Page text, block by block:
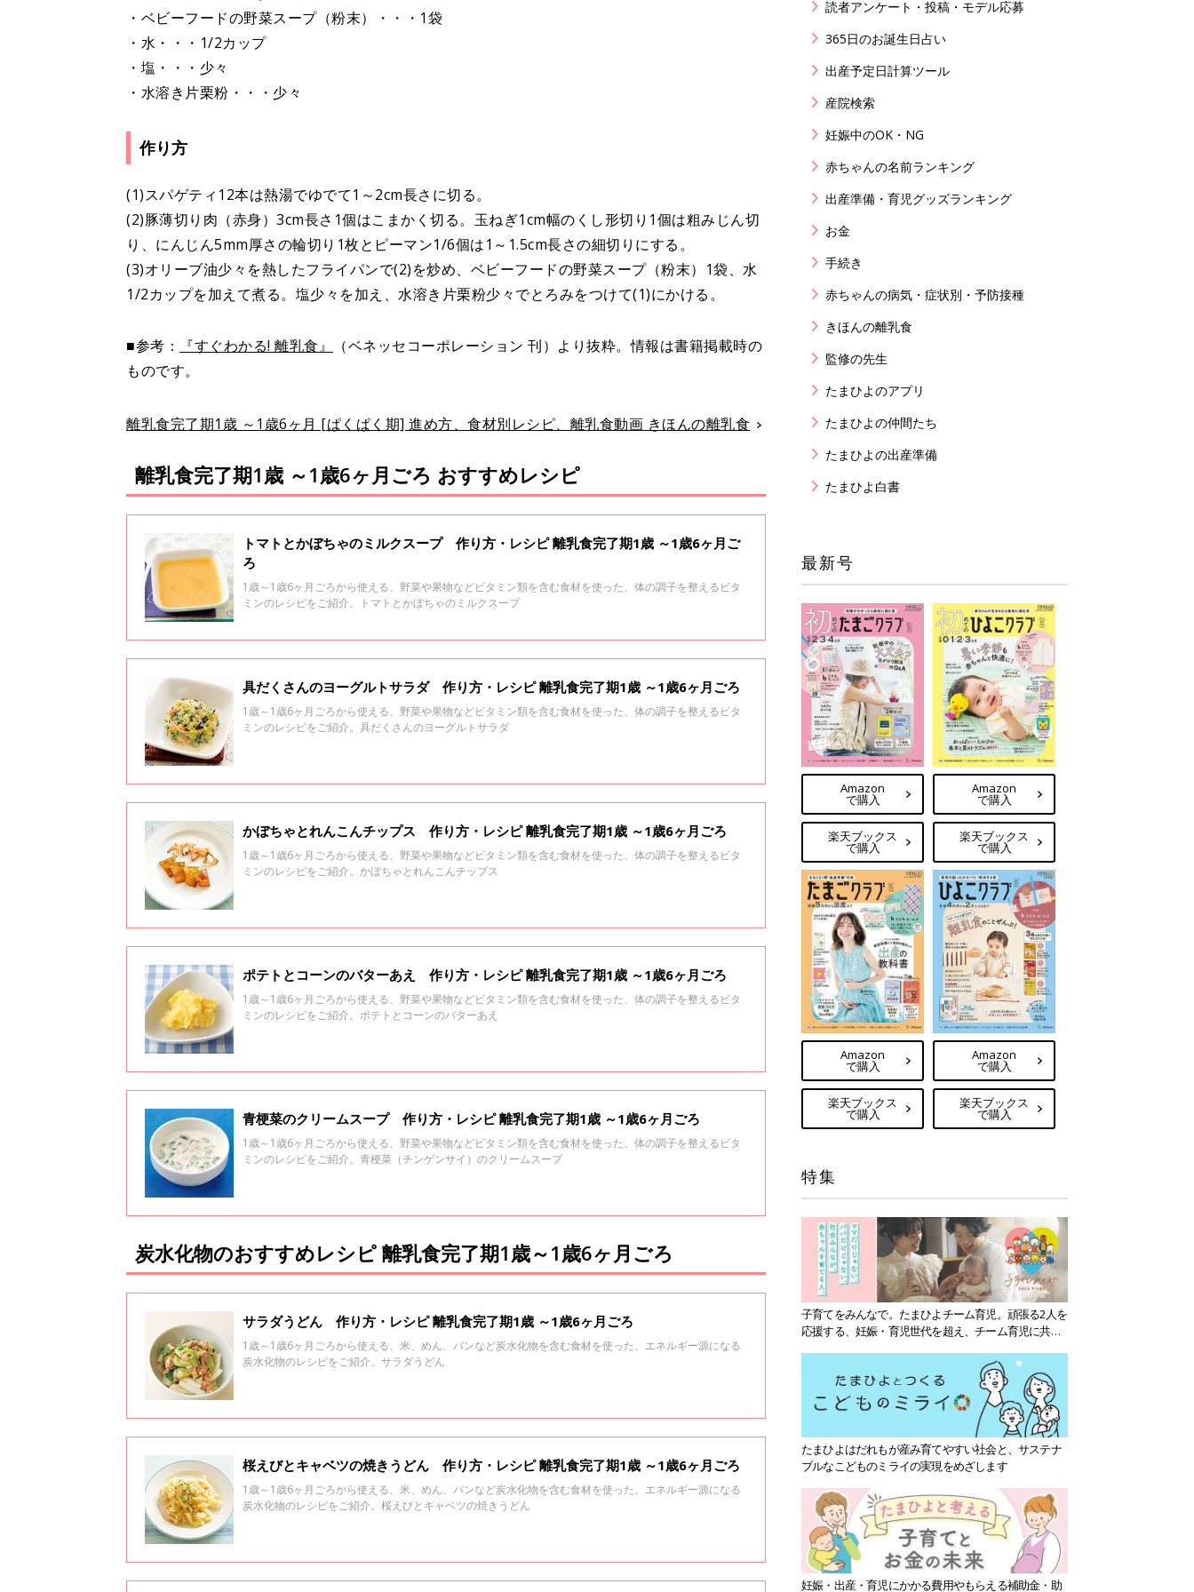
・ベビーフードの野菜スープ（粉末）・・・1袋
・水・・・1/2カップ
・塩・・・少々
・水溶き片栗粉・・・少々
作り方
(1)スパゲティ12本は熱湯でゆでて1～2cm長さに切る。
(2)豚薄切り肉（赤身）3cm長さ1個はこまかく切る。玉ねぎ1cm幅のくし形切り1個は粗みじん切
り、にんじん5mm厚さの輪切り1枚とピーマン1/6個は1～1.5cm長さの細切りにする。
(3)オリーブ油少々を熱したフライパンで(2)を炒め、ベビーフードの野菜スープ（粉末）1袋、水
1/2カップを加えて煮る。塩少々を加え、水溶き片栗粉少々でとろみをつけて(1)にかける。
■参考： 『すぐわかる! 離乳食』
（ベネッセコーポレーション 刊）より抜粋。情報は書籍掲載時の
ものです。
離乳食完了期1歳 ～1歳6ヶ月 [ぱくぱく期] 進め方、食材別レシピ、離乳食動画 きほんの離乳食
離乳食完了期1歳 ～1歳6ヶ月ごろ おすすめレシピ
トマトとかぼちゃのミルクスープ 作り方・レシピ 離乳食完了期1歳 ～1歳6ヶ月ご
ろ
1歳～1歳6ヶ月ごろから使える、野菜や果物などビタミン類を含む食材を使った、体の調子を整えるビタ
ミンのレシピをご紹介。トマトとかぼちゃのミルクスープ
具だくさんのヨーグルトサラダ 作り方・レシピ 離乳食完了期1歳 ～1歳6ヶ月ごろ
1歳～1歳6ヶ月ごろから使える、野菜や果物などビタミン類を含む食材を使った、体の調子を整えるビタ
ミンのレシピをご紹介。具だくさんのヨーグルトサラダ
かぼちゃとれんこんチップス 作り方・レシピ 離乳食完了期1歳 ～1歳6ヶ月ごろ
1歳～1歳6ヶ月ごろから使える、野菜や果物などビタミン類を含む食材を使った、体の調子を整えるビタ
ミンのレシピをご紹介。かぼちゃとれんこんチップス
ポテトとコーンのバターあえ 作り方・レシピ 離乳食完了期1歳 ～1歳6ヶ月ごろ
1歳～1歳6ヶ月ごろから使える、野菜や果物などビタミン類を含む食材を使った、体の調子を整えるビタ
ミンのレシピをご紹介。ポテトとコーンのバターあえ
青梗菜のクリームスープ 作り方・レシピ 離乳食完了期1歳 ～1歳6ヶ月ごろ
1歳～1歳6ヶ月ごろから使える、野菜や果物などビタミン類を含む食材を使った、体の調子を整えるビタ
ミンのレシピをご紹介。青梗菜（チンゲンサイ）のクリームスープ
炭水化物のおすすめレシピ 離乳食完了期1歳～1歳6ヶ月ごろ
サラダうどん 作り方・レシピ 離乳食完了期1歳 ～1歳6ヶ月ごろ
1歳～1歳6ヶ月ごろから使える、米、めん、パンなど炭水化物を含む食材を使った、エネルギー源になる
炭水化物のレシピをご紹介。サラダうどん
桜えびとキャベツの焼きうどん 作り方・レシピ 離乳食完了期1歳 ～1歳6ヶ月ごろ
1歳～1歳6ヶ月ごろから使える、米、めん、パンなど炭水化物を含む食材を使った、エネルギー源になる
炭水化物のレシピをご紹介。桜えびとキャベツの焼きうどん
読者アンケート・投稿・モデル応募
365日のお誕生日占い
出産予定日計算ツール
産院検索
妊娠中のOK・NG
赤ちゃんの名前ランキング
出産準備・育児グッズランキング
お金
手続き
赤ちゃんの病気・症状別・予防接種
きほんの離乳食
監修の先生
たまひよのアプリ
たまひよの仲間たち
たまひよの出産準備
たまひよ白書
最新号
Amazon
で購入
楽天ブックス
で購入
Amazon
で購入
楽天ブックス
で購入
Amazon
で購入
楽天ブックス
で購入
Amazon
で購入
楽天ブックス
で購入
特集
子育てをみんなで。たまひよチーム育児。頑張る2人を
応援する、妊娠・育児世代を超え、チーム育児に共感
たまひよはだれもが産み育てやすい社会と、サステナ
ブルなこどものミライの実現をめざします
妊娠・出産・育児にかかる費用やもらえる補助金・助